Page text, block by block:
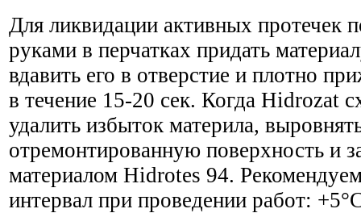
Для ликвидации активных протечек
руками в перчатках придать
вдавить его в отверстие и плотно
в течение 15-20 сек. Когда Hidrozat
удалить избыток материла,
отремонтированную поверхность и
материалом Hidrotes 94.
интервал при проведении работ: